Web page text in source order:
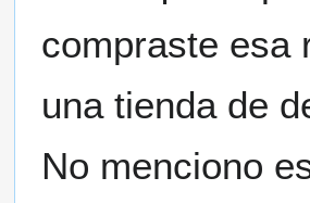
compraste esa
una tienda de
No menciono